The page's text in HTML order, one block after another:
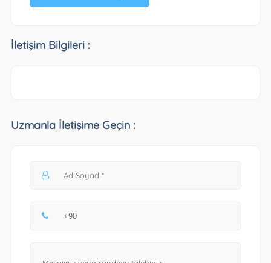
İletişim Bilgileri :
Uzmanla İletişime Geçin :